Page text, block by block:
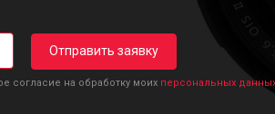
Отправить заявку
согласие на обработку моих персональных